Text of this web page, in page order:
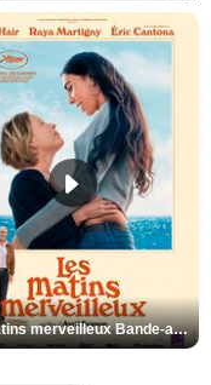
Les Matins merveilleux Bande-annonce VF